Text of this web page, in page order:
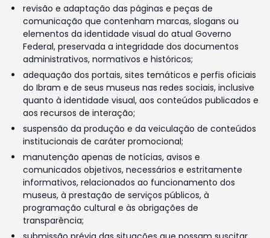
revisão e adaptação das páginas e peças de
comunicação que contenham marcas, slogans ou
elementos da identidade visual do atual Governo
Federal, preservada a integridade dos documentos
administrativos, normativos e históricos;
adequação dos portais, sites temáticos e perfis oficiais
do Ibram e de seus museus nas redes sociais, inclusive
quanto à identidade visual, aos conteúdos publicados e
aos recursos de interação;
suspensão da produção e da veiculação de conteúdos
institucionais de caráter promocional;
manutenção apenas de notícias, avisos e
comunicados objetivos, necessários e estritamente
informativos, relacionados ao funcionamento dos
museus, à prestação de serviços públicos, à
programação cultural e às obrigações de
transparência;